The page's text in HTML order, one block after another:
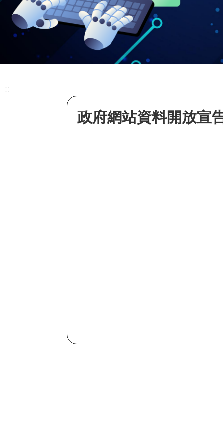
::
政府網站資料開放宣